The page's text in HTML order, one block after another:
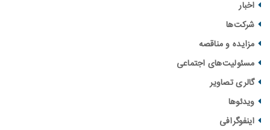
و مناقصه‌
اجتماعی
تصاویر